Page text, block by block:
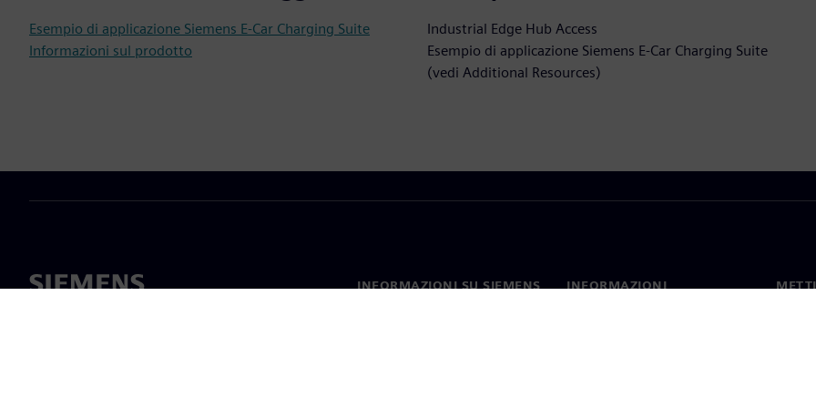
Esempio di applicazione Siemens E-Car Charging Suite
Informazioni sul prodotto
Industrial Edge Hub Access
Esempio di applicazione Siemens E-Car Charging Suite
(vedi Additional Resources)
INFORMAZIONI SU SIEMENS
INFORMAZIONI